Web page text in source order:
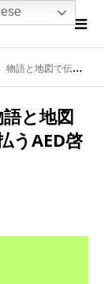
心理的障壁を取り払うAED啓発
と地図
うAED啓